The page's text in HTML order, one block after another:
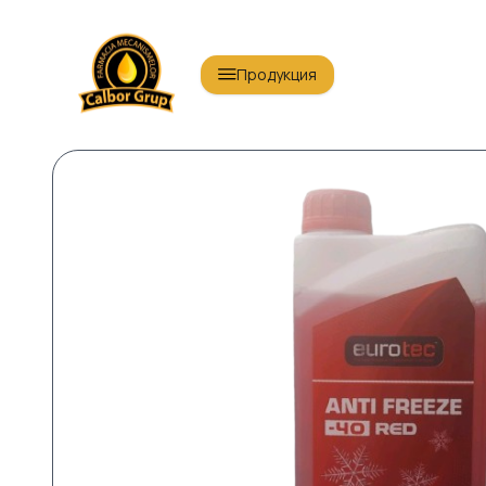
Продукция
Энергетические масла